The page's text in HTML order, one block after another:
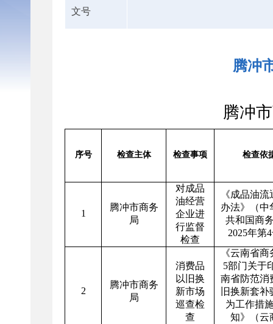
文号
腾冲
腾冲
序号 检查主体 检查事项 检查依
1
腾冲市商务
局
对成品
油经营
企业进
行监督
检查
《成品油
办法》（中
共和国商
2025年第
2
腾冲市商务
局
消费品
以旧换
新市场
巡查检
查
《云南省
5部门关于
南省防范消
旧换新套
为工作措
知》（云